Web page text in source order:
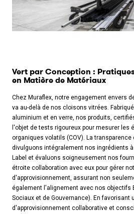
Vert par Conception :
en Matière de Matériaux
Chez Muraflex, notre engagement envers
va au-delà de nos cloisons vitrées.
aluminium et en verre, nos produits,
l'objet de tests rigoureux pour mesurer les
organiques volatils (COV). La transparence
divulguons intégralement nos ingrédients
Label et évaluons soigneusement nos
étroite collaboration avec eux pour gérer
d'approvisionnement, assurant non
également l'alignement avec nos objectifs
Sociaux et de Gouvernance). En favorisant
d'approvisionnement collaborative et